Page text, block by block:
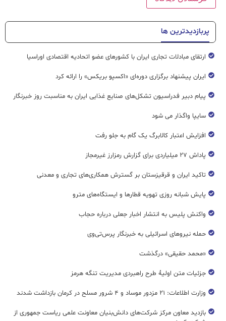
پربازدیدترین ها
ارتقای مبادلات تجاری ایران با کشورهای عضو اتحادیه اقتصادی اوراسیا
ایران پیشنهاد برگزاری دوره‌ای «اکسپو بریکس» را ارائه کرد
پیام دبیر فدراسیون تشکل‌های صنایع غذایی ایران به مناسبت روز خبرنگار
سایپا واگذار می شود
افزایش اعتبار کالابرگ یک گام به جلو رفت
پاداش ۲۷ میلیاردی برای گزارش رمزارز غیرمجاز
تاکید ایران و قرقیزستان بر گسترش همکاری‌های تجاری و معدنی
پایش شبانه روزی تهویه قطار‌ها و ایستگاه‌های مترو
واکنش پلیس به انتشار اخبار جعلی درباره حجاب
حمله نیروهای اسرائیلی به خبرنگار پرس‌تی‌وی
«محمد حقیقی» درگذشت
جزئیات متن اولیۀ طرح راهبردی مدیریت تنگه هرمز
وزارت اطلاعات: ۲۱ مزدور موساد و ۴ شرور مسلح در کرمان بازداشت شدند
بازدید معاون مرکز شرکت‌های دانش‌بنیان معاونت علمی ریاست جمهوری از